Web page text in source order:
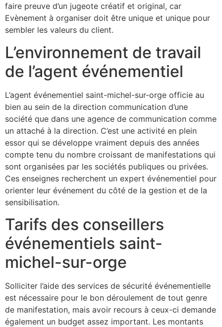
faire preuve d’un jugeote créatif et original, car
Evènement à organiser doit être unique et unique pour
sembler les valeurs du client.
L’environnement de travail
de l’agent événementiel
L’agent événementiel saint-michel-sur-orge officie au
bien au sein de la direction communication d’une
société que dans une agence de communication comme
un attaché à la direction. C’est une activité en plein
essor qui se développe vraiment depuis des années
compte tenu du nombre croissant de manifestations qui
sont organisées par les sociétés publiques ou privées.
Ces enseignes recherchent un expert événementiel pour
orienter leur événement du côté de la gestion et de la
sensibilisation.
Tarifs des conseillers
événementiels saint-
michel-sur-orge
Solliciter l’aide des services de sécurité événementielle
est nécessaire pour le bon déroulement de tout genre
de manifestation, mais avoir recours à ceux-ci demande
également un budget assez important. Les montants